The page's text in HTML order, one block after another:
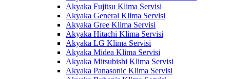
Akyaka Fujitsu Klima Servisi
Akyaka General Klima Servisi
Akyaka Gree Klima Servisi
Akyaka Hitachi Klima Servisi
Akyaka LG Klima Servisi
Akyaka Midea Klima Servisi
Akyaka Mitsubishi Klima Servisi
Akyaka Panasonic Klima Servisi